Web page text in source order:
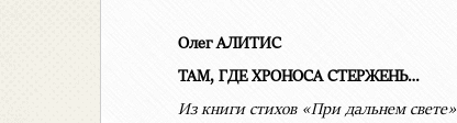
Олег АЛИТИС
ТАМ, ГДЕ ХРОНОСА СТЕРЖЕНЬ…
Из книги стихов «При дальнем свете»